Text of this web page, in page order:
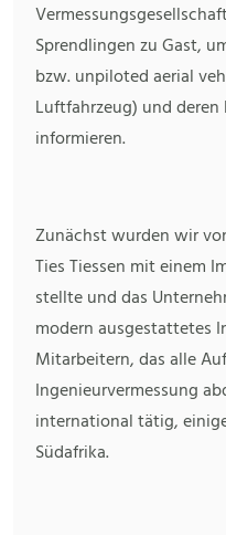
Sprendlingen zu Gast,
bzw. unpiloted aerial
Luftfahrzeug) und deren
informieren.
Zunächst wurden wir
Ties Tiessen mit einem
stellte und das
modern ausgestattetes
Mitarbeitern, das alle
Ingenieurvermessung
international tätig,
Südafrika.